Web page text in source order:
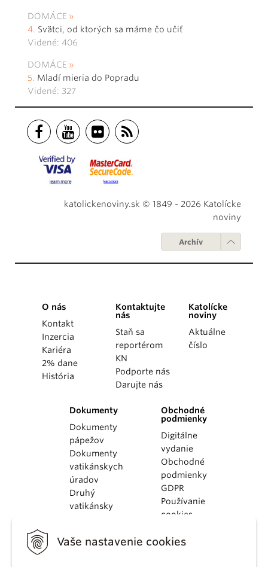
Vaše nastavenie cookies
DOMÁCE
Svätci, od ktorých sa máme čo učiť
Videné: 406
DOMÁCE
Mladí mieria do Popradu
Videné: 327
katolickenoviny.sk © 1849 - 2026 Katolícke
noviny
Archív
O nás
Kontakt
Inzercia
Kariéra
2% dane
História
Kontaktujte
nás
Staň sa
reportérom
KN
Podporte nás
Darujte nás
Katolícke
noviny
Aktuálne
číslo
Dokumenty
Dokumenty
pápežov
Dokumenty
vatikánskych
úradov
Druhý
vatikánsky
KBS
Obchodné
podmienky
Digitálne
vydanie
Obchodné
podmienky
GDPR
Používanie
cookies